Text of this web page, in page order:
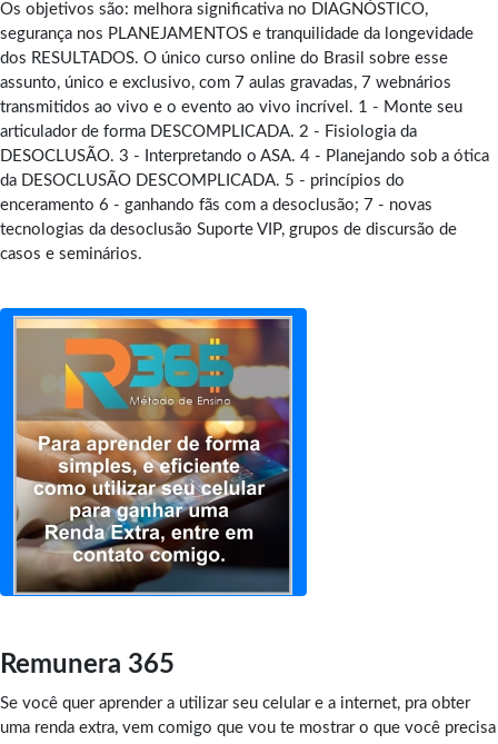
Os objetivos são: melhora significativa no DIAGNÓSTICO,
segurança nos PLANEJAMENTOS e tranquilidade da longevidade
dos RESULTADOS. O único curso online do Brasil sobre esse
assunto, único e exclusivo, com 7 aulas gravadas, 7 webnários
transmitidos ao vivo e o evento ao vivo incrível. 1 - Monte seu
articulador de forma DESCOMPLICADA. 2 - Fisiologia da
DESOCLUSÃO. 3 - Interpretando o ASA. 4 - Planejando sob a ótica
da DESOCLUSÃO DESCOMPLICADA. 5 - princípios do
enceramento 6 - ganhando fãs com a desoclusão; 7 - novas
tecnologias da desoclusão Suporte VIP, grupos de discursão de
casos e seminários.
Remunera 365
Se você quer aprender a utilizar seu celular e a internet, pra obter
uma renda extra, vem comigo que vou te mostrar o que você precisa